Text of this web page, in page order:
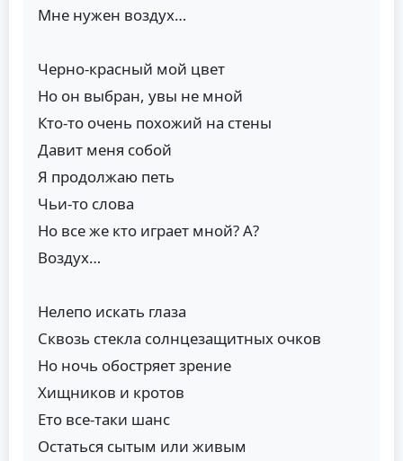
Мне нужен воздух…
Черно-красный мой цвет
Но он выбран, увы не мной
Кто-то очень похожий на стены
Давит меня собой
Я продолжаю петь
Чьи-то слова
Но все же кто играет мной? А?
Воздух…
Нелепо искать глаза
Сквозь стекла солнцезащитных очков
Но ночь обостряет зрение
Хищников и кротов
Ето все-таки шанс
Остаться сытым или живым